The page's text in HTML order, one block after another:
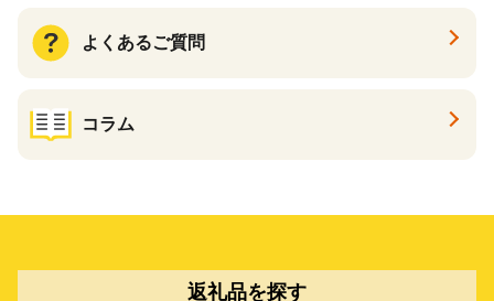
よくあるご質問
コラム
返礼品を探す